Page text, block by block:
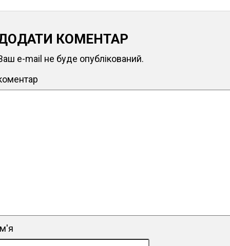
КОМЕНТАР
e-mail не буде опублікований.